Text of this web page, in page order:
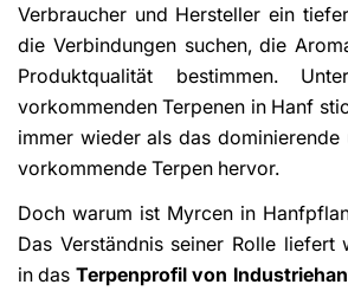
Verbraucher und Hersteller ein
die Verbindungen suchen, die
Produktqualität bestimmen.
vorkommenden Terpenen in Hanf
immer wieder als das dominierende
vorkommende Terpen hervor.
Doch warum ist Myrcen in
Das Verständnis seiner Rolle liefert
in das Terpenprofil von